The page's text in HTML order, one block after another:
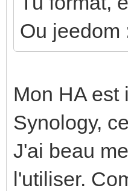
Ou jeedom
Mon HA est
Synology,
J'ai beau
l'utiliser.